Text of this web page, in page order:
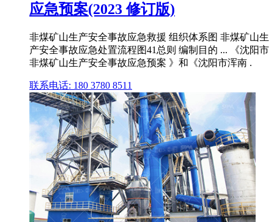
应急预案(2023 修订版)
非煤矿山生产安全事故应急救援 组织体系图 非煤矿山生
产安全事故应急处置流程图41总则 编制目的 ... 《沈阳市
非煤矿山生产安全事故应急预案 》和《沈阳市浑南 .
联系电话: 180 3780 8511